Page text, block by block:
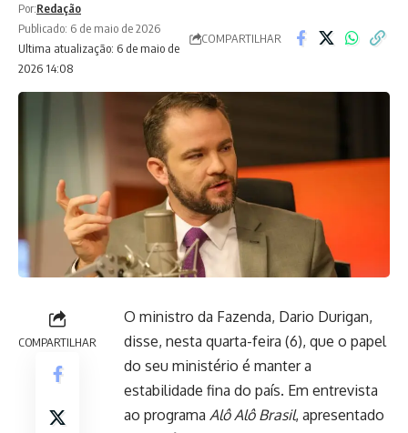
Ultima atualização: 6 de maio de
2026 14:08
Por:Redação
Publicado: 6 de maio de 2026
COMPARTILHAR
COMPARTILHAR
O ministro da Fazenda, Dario Durigan,
disse, nesta quarta-feira (6), que o papel
do seu ministério é manter a
estabilidade fina do país. Em entrevista
ao programa Alô Alô Brasil, apresentado